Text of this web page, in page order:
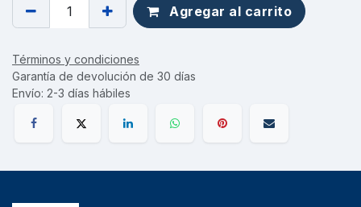
Agregar al carrito
Términos y condiciones
Garantía de devolución de 30 días
Envío: 2-3 días hábiles